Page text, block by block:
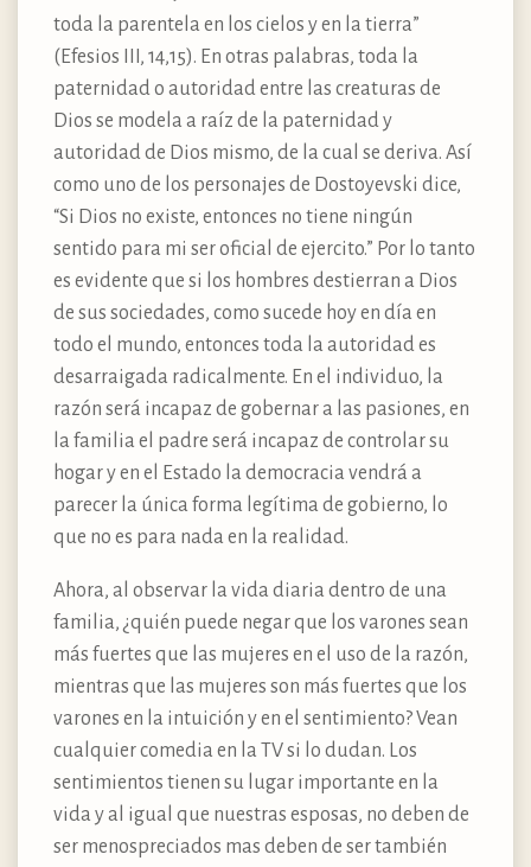
toda la parentela en los cielos y en la tierra”
(Efesios III, 14,15). En otras palabras, toda la
paternidad o autoridad entre las creaturas de
Dios se modela a raíz de la paternidad y
autoridad de Dios mismo, de la cual se deriva. Así
como uno de los personajes de Dostoyevski dice,
“Si Dios no existe, entonces no tiene ningún
sentido para mi ser oficial de ejercito.” Por lo tanto
es evidente que si los hombres destierran a Dios
de sus sociedades, como sucede hoy en día en
todo el mundo, entonces toda la autoridad es
desarraigada radicalmente. En el individuo, la
razón será incapaz de gobernar a las pasiones, en
la familia el padre será incapaz de controlar su
hogar y en el Estado la democracia vendrá a
parecer la única forma legítima de gobierno, lo
que no es para nada en la realidad.
Ahora, al observar la vida diaria dentro de una
familia, ¿quién puede negar que los varones sean
más fuertes que las mujeres en el uso de la razón,
mientras que las mujeres son más fuertes que los
varones en la intuición y en el sentimiento? Vean
cualquier comedia en la TV si lo dudan. Los
sentimientos tienen su lugar importante en la
vida y al igual que nuestras esposas, no deben de
ser menospreciados mas deben de ser también